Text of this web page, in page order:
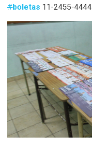
#boletas 11-2455-4444